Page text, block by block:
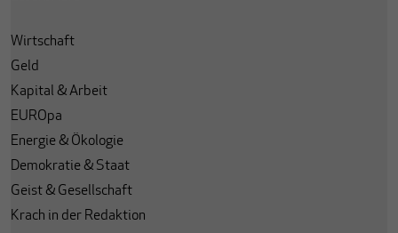
Wirtschaft
Geld
Kapital & Arbeit
EUROpa
Energie & Ökologie
Demokratie & Staat
Geist & Gesellschaft
Krach in der Redaktion